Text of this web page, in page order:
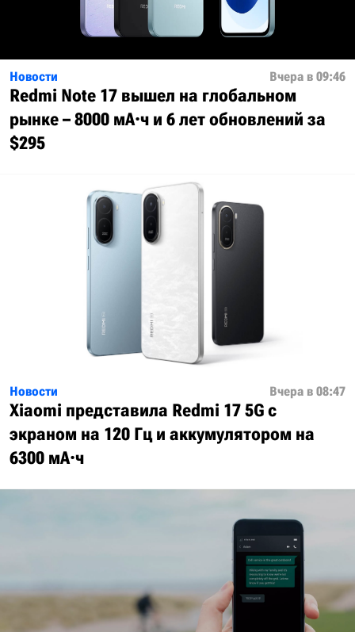
Новости Вчера в 09:46
Redmi Note 17 вышел на глобальном
рынке – 8000 мА·ч и 6 лет обновлений за
$295
Новости Вчера в 08:47
Xiaomi представила Redmi 17 5G с
экраном на 120 Гц и аккумулятором на
6300 мА·ч